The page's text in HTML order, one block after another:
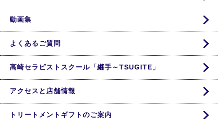
動画集
よくあるご質問
高崎セラピストスクール「継手～TSUGITE」
アクセスと店舗情報
トリートメントギフトのご案内